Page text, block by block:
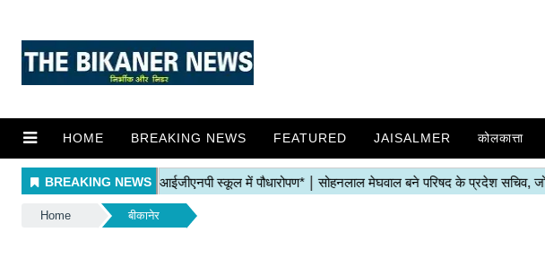
HOME BREAKING NEWS FEATURED JAISALMER कोलकात्ता
Home बीकानेर